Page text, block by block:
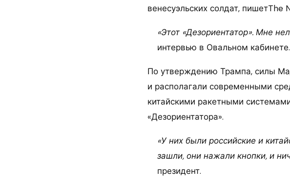
венесуэльских солдат, пишетThe
«Этот «Дезориентатор». Мне
интервью в Овальном кабинете.
По утверждению Трампа, силы
и располагали современными
китайскими ракетными
«Дезориентатора».
«У них были российские и
зашли, они нажали кнопки, и
президент.